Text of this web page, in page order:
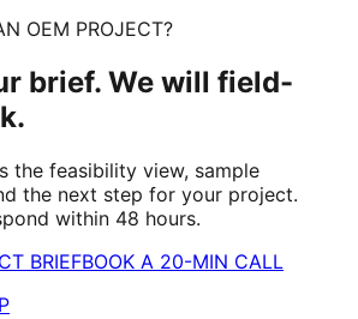
OEM PROJECT?
brief. We will field-
the feasibility view, sample
the next step for your project.
within 48 hours.
BRIEFBOOK A 20-MIN CALL